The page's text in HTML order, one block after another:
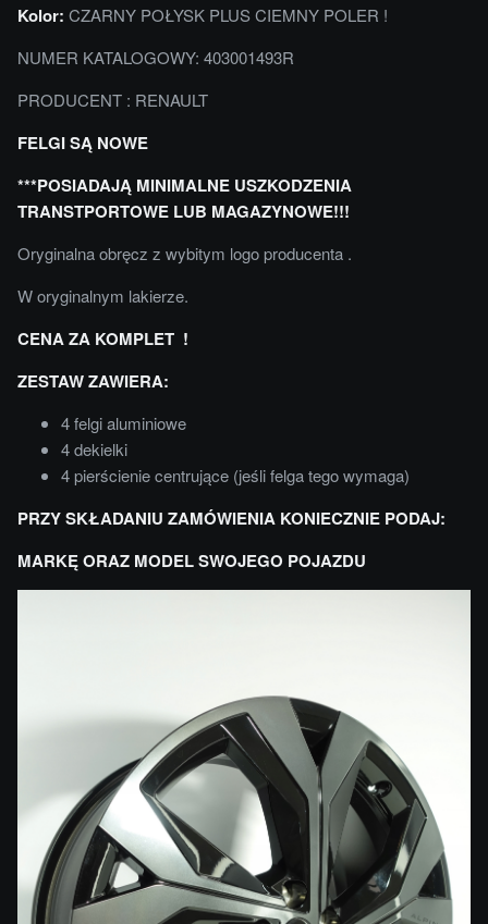
Kolor: CZARNY POŁYSK PLUS CIEMNY POLER !
NUMER KATALOGOWY: 403001493R
PRODUCENT : RENAULT
FELGI SĄ NOWE
***POSIADAJĄ MINIMALNE USZKODZENIA
TRANSTPORTOWE LUB MAGAZYNOWE!!!
Oryginalna obręcz z wybitym logo producenta .
W oryginalnym lakierze.
CENA ZA KOMPLET !
ZESTAW ZAWIERA:
4 felgi aluminiowe
4 dekielki
4 pierścienie centrujące (jeśli felga tego wymaga)
PRZY SKŁADANIU ZAMÓWIENIA KONIECZNIE PODAJ:
MARKĘ ORAZ MODEL SWOJEGO POJAZDU